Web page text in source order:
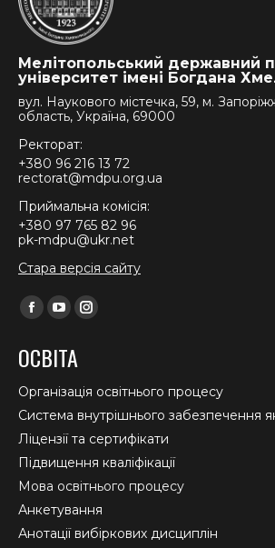
Мелітопольський державний
університет імені Богдана
вул. Наукового містечка, 59, м.
область, Україна, 69000
Ректорат:
+380 96 216 13 72
rectorat@mdpu.org.ua
Приймальна комісія:
+380 97 765 82 96
pk-mdpu@ukr.net
Стара версія сайту
Find us on:
Facebook
opens
in
new
window
YouTube
opens
in
new
window
Instagram
in
new
window
ОСВІТА
Організація освітнього процесу
Система внутрішнього забезпечення
Ліцензії та сертифікати
Підвищення кваліфікації
Мова освітнього процесу
Анкетування
Анотації вибіркових дисциплін